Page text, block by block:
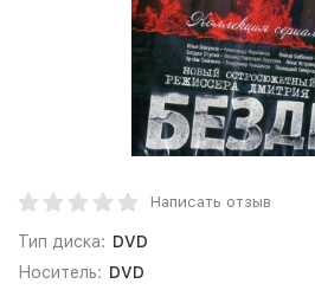
Написать отзыв
Тип диска: DVD
Носитель: DVD